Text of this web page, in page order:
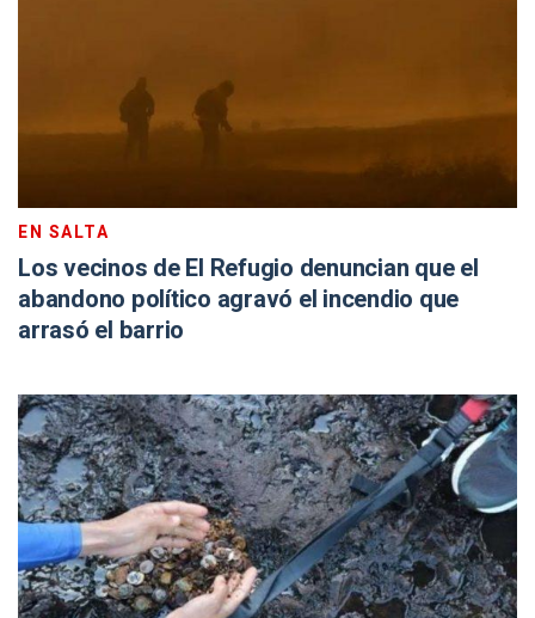
EN SALTA
Los vecinos de El Refugio denuncian que el
abandono político agravó el incendio que
arrasó el barrio